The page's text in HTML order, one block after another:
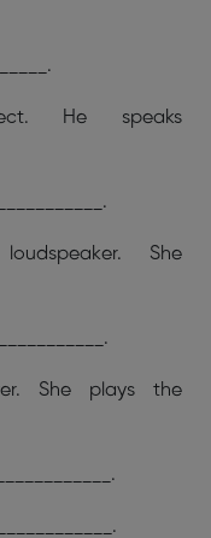
He speaks
She
She plays the